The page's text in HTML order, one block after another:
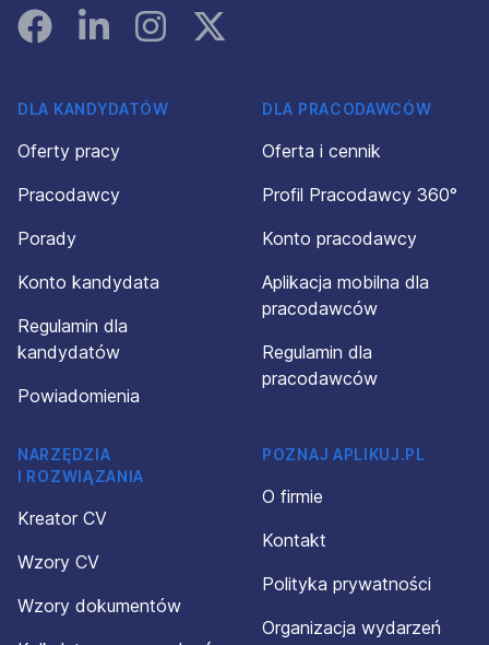
FacebookLinked InInstagramInstagram
DLA KANDYDATÓW
Oferty pracy
Pracodawcy
Porady
Konto kandydata
Regulamin dla
kandydatów
Powiadomienia
DLA PRACODAWCÓW
Oferta i cennik
Profil Pracodawcy 360°
Konto pracodawcy
Aplikacja mobilna dla
pracodawców
Regulamin dla
pracodawców
NARZĘDZIA
I ROZWIĄZANIA
Kreator CV
Wzory CV
Wzory dokumentów
POZNAJ APLIKUJ.PL
O firmie
Kontakt
Polityka prywatności
Organizacja wydarzeń